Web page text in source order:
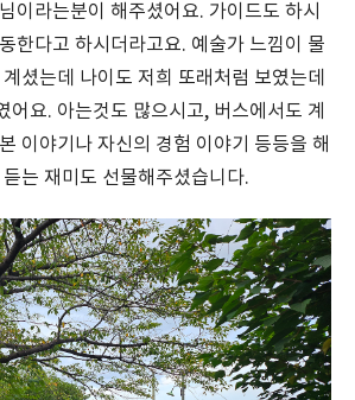
이라는분이 해주셨어요. 가이드도 하시
한다고 하시더라고요. 예술가 느낌이 물
셨는데 나이도 저희 또래처럼 보였는데
어요. 아는것도 많으시고, 버스에서도 계
이야기나 자신의 경험 이야기 등등을 해
는 재미도 선물해주셨습니다.